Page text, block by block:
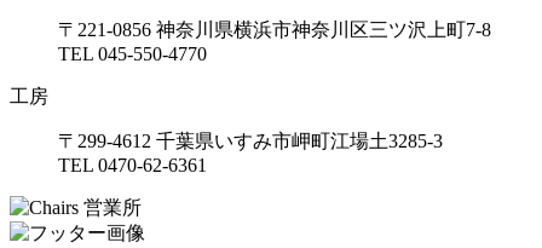
〒221-0856 神奈川県横浜市神奈川区三ツ沢上町7-8
TEL 045-550-4770
工房
〒299-4612 千葉県いすみ市岬町江場土3285-3
TEL 0470-62-6361